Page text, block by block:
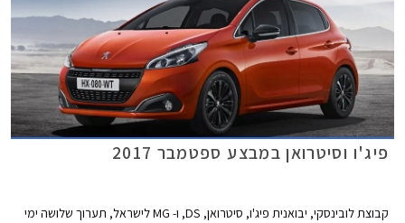
פיג'ו וסיטרואן במבצע ספטמבר 2017
קבוצת לובינסקי, יבואנית פיג'ו, סיטרואן, DS, ו- MG לישראל, תערוך שלושה ימי